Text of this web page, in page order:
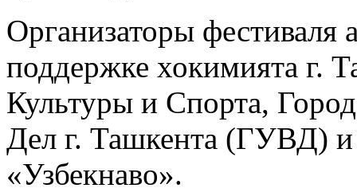
Организаторы фестиваля
поддержке хокимията г.
Культуры и Спорта,
Дел г. Ташкента (ГУВД) и
«Узбекнаво».